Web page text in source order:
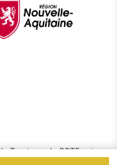
Tourisme de BBTE est